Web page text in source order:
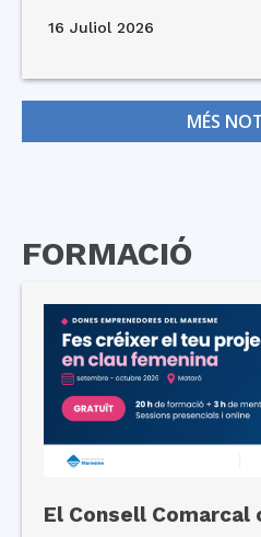
16 Juliol 2026
MÉS
FORMACIÓ
El Consell Comarcal